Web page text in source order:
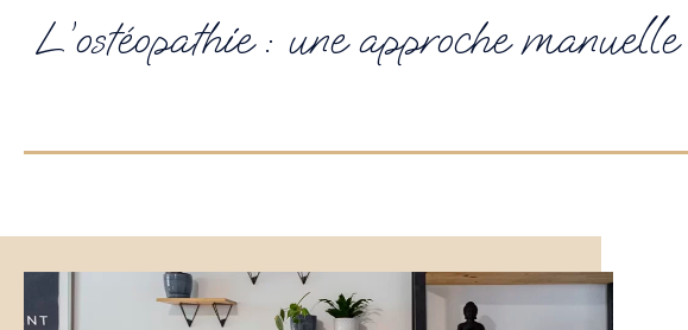
L’ostéopathie : une approche